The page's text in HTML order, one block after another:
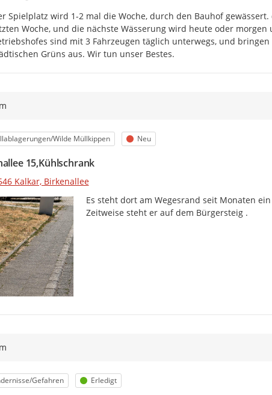
Spielplatz wird 1-2 mal die Woche, durch den Bauhof
Woche, und die nächste Wässerung wird heute oder morgen
sind mit 3 Fahrzeugen täglich unterwegs, und bringen
Grüns aus. Wir tun unser Bestes.
Wilde Müllkippen Status
Neu
15,Kühlschrank
Kalkar, Birkenallee
Es steht dort am Wegesrand seit Monaten
Zeitweise steht er auf dem Bürgersteig .
Gefahren Status
Erledigt